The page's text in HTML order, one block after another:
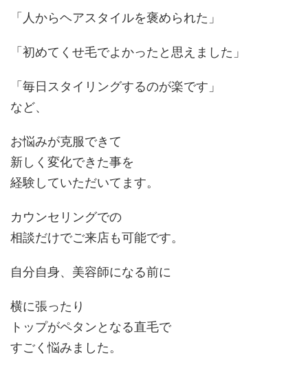
「人からヘアスタイルを褒められた」
「初めてくせ毛でよかったと思えました」
「毎日スタイリングするのが楽です」
など、
お悩みが克服できて
新しく変化できた事を
経験していただいてます。
カウンセリングでの
相談だけでご来店も可能です。
自分自身、美容師になる前に
横に張ったり
トップがペタンとなる直毛で
すごく悩みました。